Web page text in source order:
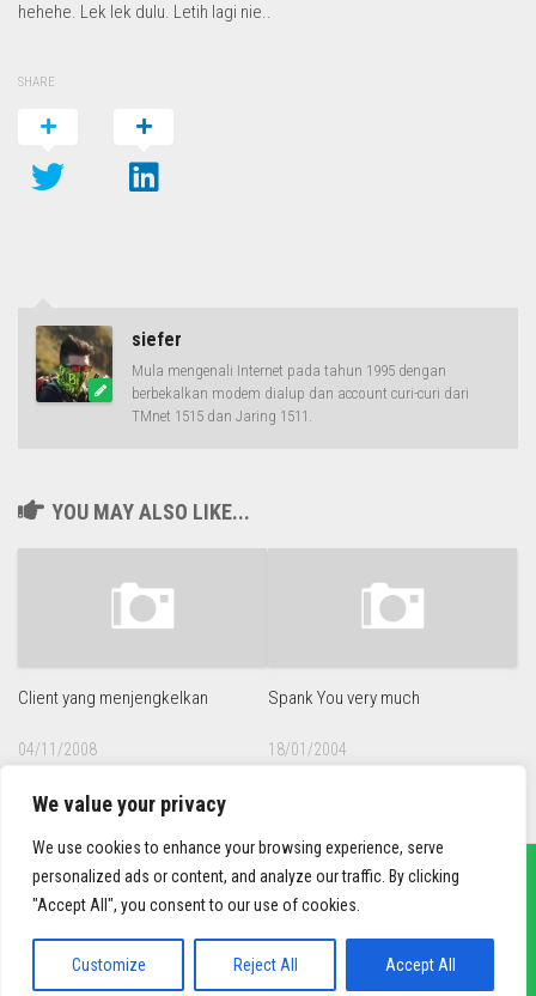
We value your privacy
We use cookies to enhance your browsing experience, serve
personalized ads or content, and analyze our traffic. By clicking
"Accept All", you consent to our use of cookies.
Customize Reject All Accept All
hehehe. Lek lek dulu. Letih lagi nie..
SHARE
siefer
Mula mengenali Internet pada tahun 1995 dengan
berbekalkan modem dialup dan account curi-curi dari
TMnet 1515 dan Jaring 1511.
YOU MAY ALSO LIKE...
Client yang menjengkelkan
04/11/2008
Spank You very much
18/01/2004
sief3r.com
Powered byWordPress. Theme byAlx.